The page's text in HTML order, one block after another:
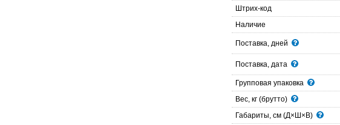
Штрих-код
Наличие
Поставка, дней
Поставка, дата
Групповая упаковка
Вес, кг (брутто)
Габариты, см (Д×Ш×В)